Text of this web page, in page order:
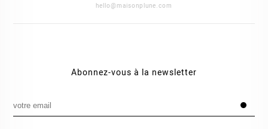
hello@maisonplune.com
Abonnez-vous à la newsletter